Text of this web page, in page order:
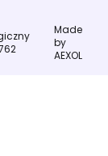
Made
by
AEXOL